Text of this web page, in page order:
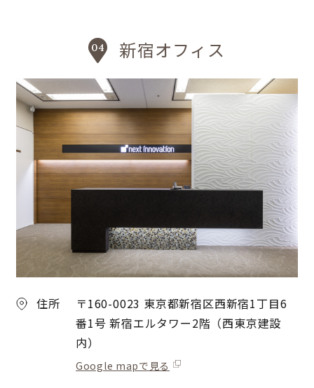
新宿オフィス
住所
〒160-0023 東京都新宿区西新宿1丁目6
番1号 新宿エルタワー2階（西東京建設
内）
Google mapで見る